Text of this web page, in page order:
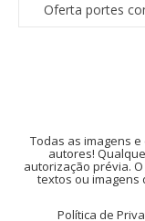
Oferta portes
Todas as imagens
autores!
autorização prévia.
textos ou imagens
Política de